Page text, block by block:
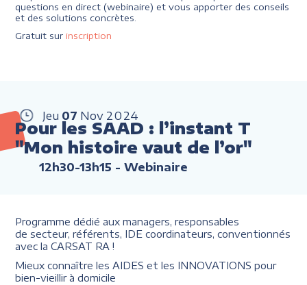
questions en direct (webinaire) et vous apporter des conseils
et des solutions concrètes.
Gratuit sur inscription
Jeu 07 Nov 2024
Pour les SAAD : l’instant T
"Mon histoire vaut de l’or"
12h30-13h15 - Webinaire
Programme dédié aux managers, responsables
de secteur, référents, IDE coordinateurs, conventionnés
avec la CARSAT RA !
Mieux connaître les AIDES et les INNOVATIONS pour
bien-vieillir à domicile